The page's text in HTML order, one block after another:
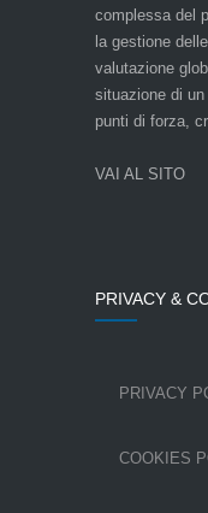
complessa del
la gestione
valutazione
situazione di
punti di forza,
VAI AL SITO
PRIVACY &
PRIVACY
COOKIES